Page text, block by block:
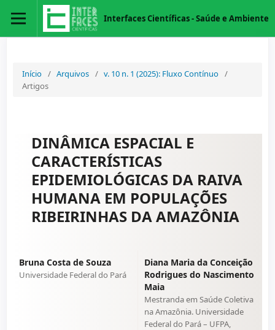
Interfaces Científicas - Saúde e Ambiente
Início / Arquivos / v. 10 n. 1 (2025): Fluxo Contínuo /
Artigos
DINÂMICA ESPACIAL E
CARACTERÍSTICAS
EPIDEMIOLÓGICAS DA RAIVA
HUMANA EM POPULAÇÕES
RIBEIRINHAS DA AMAZÔNIA
Bruna Costa de Souza
Universidade Federal do Pará
Diana Maria da Conceição
Rodrigues do Nascimento
Maia
Mestranda em Saúde Coletiva
na Amazônia. Universidade
Federal do Pará – UFPA,